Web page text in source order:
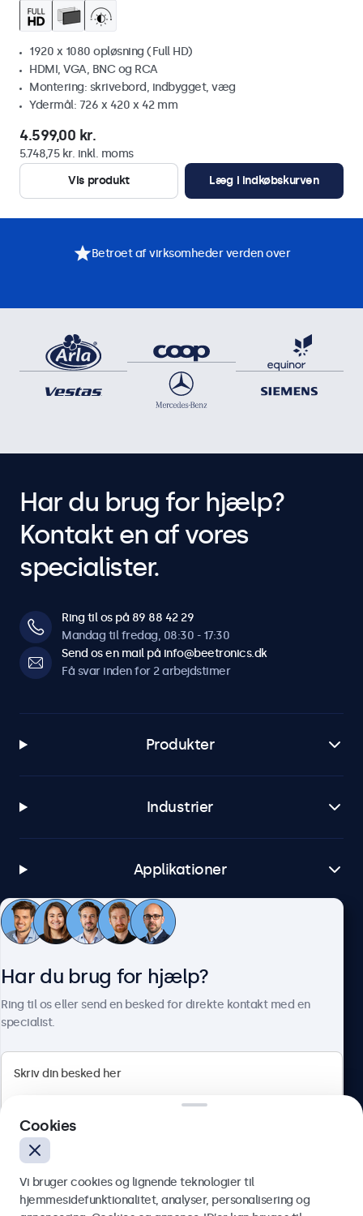
1920 x 1080 opløsning (Full HD)
HDMI, VGA, BNC og RCA
Montering: skrivebord, indbygget, væg
Ydermål: 726 x 420 x 42 mm
4.599,00 kr.
5.748,75 kr. inkl. moms
Vis produkt
Læg i indkøbskurven
Betroet af virksomheder verden over
Har du brug for hjælp?
Kontakt en af vores
specialister.
Ring til os på 89 88 42 29
Mandag til fredag, 08:30 - 17:30
Send os en mail på info@beetronics.dk
Få svar inden for 2 arbejdstimer
Produkter
Industrier
Applikationer
Kundeservice
Herstedøstervej 27-29, unit A, 2620 Albertslund, Danmark
Dansk
Har du brug for hjælp?
Ring til os eller send en besked for direkte kontakt med en
specialist.
Cookies
Vi bruger cookies og lignende teknologier til
hjemmesidefunktionalitet, analyser, personalisering og